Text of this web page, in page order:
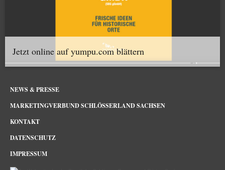
Jetzt online auf yumpu.com blättern
NEWS & PRESSE
MARKETINGVERBUND SCHLÖSSERLAND SACHSEN
KONTAKT
DATENSCHUTZ
IMPRESSUM